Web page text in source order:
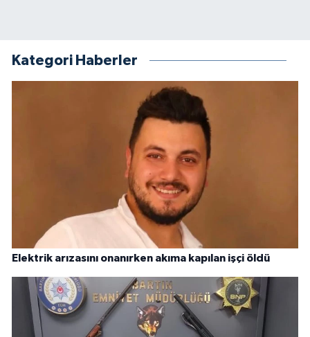
Kategori Haberler
Elektrik arızasını onanırken akıma kapılan işçi öldü